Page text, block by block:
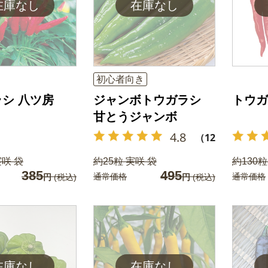
八ツ房
袋
385円(税込)
初心者向き
ジャンボトウガラシ
甘とうジャンボ
4.8 （12）
約25粒 実咲 袋
通常価格 495円(税込)
トウ
約130
通常価格